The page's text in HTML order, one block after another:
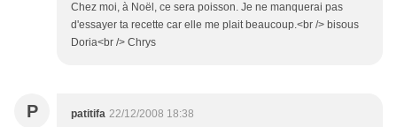
Chez moi, à Noël, ce sera poisson. Je ne manquerai pas
d'essayer ta recette car elle me plait beaucoup.<br /> bisous
Doria<br /> Chrys
P patitifa 22/12/2008 18:38